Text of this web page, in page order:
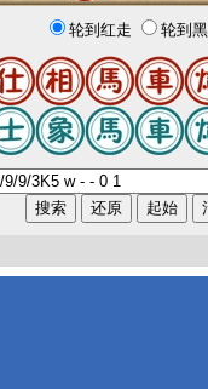
轮到红走 轮到